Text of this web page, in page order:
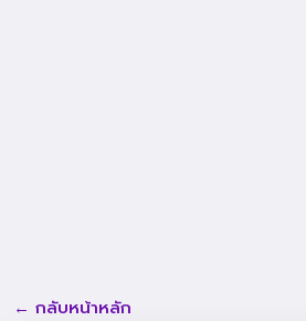
← กลับหน้าหลัก